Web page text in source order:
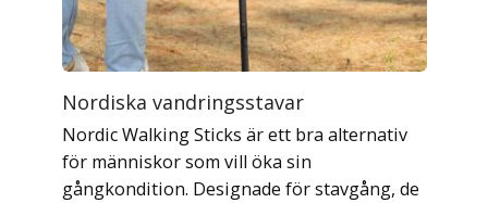
Nordiska vandringsstavar
Nordic Walking Sticks är ett bra alternativ
för människor som vill öka sin
gångkondition. Designade för stavgång, de